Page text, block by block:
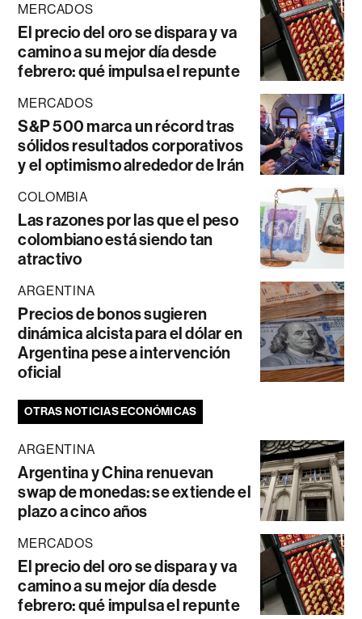
MERCADOS
El precio del oro se dispara y va
camino a su mejor día desde
febrero: qué impulsa el repunte
MERCADOS
S&P 500 marca un récord tras
sólidos resultados corporativos
y el optimismo alrededor de Irán
COLOMBIA
Las razones por las que el peso
colombiano está siendo tan
atractivo
ARGENTINA
Precios de bonos sugieren
dinámica alcista para el dólar en
Argentina pese a intervención
oficial
OTRAS NOTICIAS ECONÓMICAS
ARGENTINA
Argentina y China renuevan
swap de monedas: se extiende el
plazo a cinco años
MERCADOS
El precio del oro se dispara y va
camino a su mejor día desde
febrero: qué impulsa el repunte